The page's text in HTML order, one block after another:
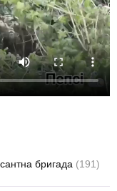
бригада (191)